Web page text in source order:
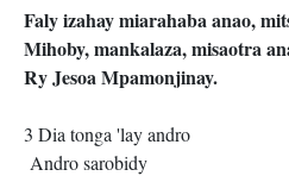
Faly izahay miarahaba anao,
Mihoby, mankalaza, misaotra
Ry Jesoa Mpamonjinay.
3 Dia tonga 'lay andro
Andro sarobidy